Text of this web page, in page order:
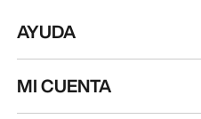
AYUDA
MI CUENTA